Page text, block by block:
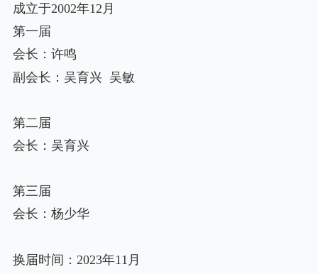
成立于2002年12 月
第一届
会长：许鸣
副会长：吴育兴 吴敏
第二届
会长：吴育兴
第三届
会长：杨少华
换届时间： 2023年11 月